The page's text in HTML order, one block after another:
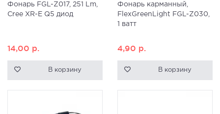
Фонарь FGL-Z017, 251 Lm,
Cree XR-E Q5 диод
14,00 р.
В корзину
Фонарь карманный,
FlexGreenLight FGL-Z030,
1 ватт
4,90 р.
В корзину